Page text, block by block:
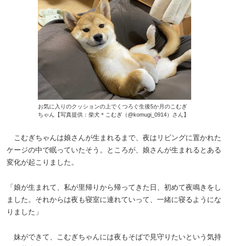
お気に入りのクッションの上でくつろぐ生後5か月のこむぎ
ちゃん【写真提供：柴犬＊こむぎ（@komugi_0914）さん】
こむぎちゃんは娘さんが生まれるまで、夜はリビングに置かれた
ケージの中で眠っていたそう。ところが、娘さんが生まれるとある
変化が起こりました。
「娘が生まれて、私が里帰りから帰ってきた日、初めて夜鳴きをし
ました。それからは夜も寝室に連れていって、一緒に寝るようにな
りました」
妹ができて、こむぎちゃんには夜もそばで見守りたいという気持